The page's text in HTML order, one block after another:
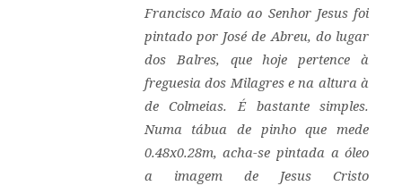
Francisco Maio ao Senhor Jesus foi
pintado por José de Abreu, do lugar
dos Balres, que hoje pertence à
freguesia dos Milagres e na altura à
de Colmeias. É bastante simples.
Numa tábua de pinho que mede
0.48x0.28m, acha-se pintada a óleo
a imagem de Jesus Cristo